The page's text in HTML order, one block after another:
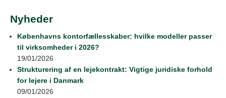
Nyheder
Københavns kontorfællesskaber: hvilke modeller passer
til virksomheder i 2026?
19/01/2026
Strukturering af en lejekontrakt: Vigtige juridiske forhold
for lejere i Danmark
09/01/2026